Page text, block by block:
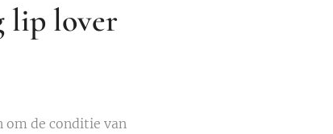
lip lover
om de conditie van